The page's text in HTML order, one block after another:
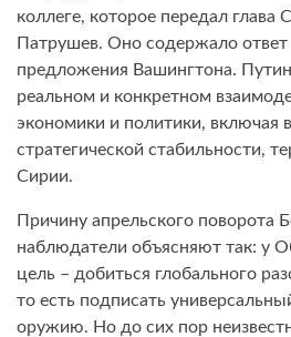
коллеге, которое передал глава
Патрушев. Оно содержало
предложения Вашингтона.
реальном и конкретном
экономики и политики, включая
стратегической стабильности,
Сирии.
Причину апрельского поворота
наблюдатели объясняют так: у
цель – добиться глобального
то есть подписать
оружию. Но до сих пор